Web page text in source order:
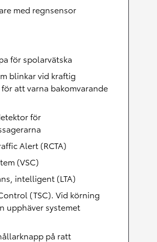
med regnsensor
för spolarvätska
blinkar vid kraftig
att varna bakomvarande
för
Alert (RCTA)
(VSC)
intelligent (LTA)
(TSC). Vid körning
upphäver systemet
på ratt